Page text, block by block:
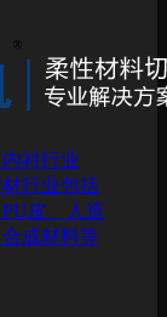
衬行业
行业包括
皮、人造
成材料等